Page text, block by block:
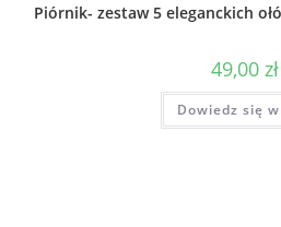
Piórnik- zestaw 5 eleganckich
49,00 zł
Dowiedz się